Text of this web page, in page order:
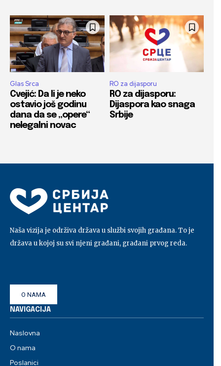
Glas Srca
Cvejić: Da li je neko
ostavio još godinu
dana da se „opere“
nelegalni novac
RO za dijasporu
RO za dijasporu:
Dijaspora kao snaga
Srbije
Naša vizija je održiva država u službi svojih građana. To je
država u kojoj su svi njeni građani, građani prvog reda.
O NAMA
NAVIGACIJA
Naslovna
O nama
Poslanici